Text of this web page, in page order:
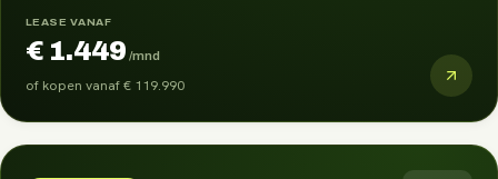
LEASE VANAF
€ 1.449 /mnd
of kopen vanaf€ 119.990